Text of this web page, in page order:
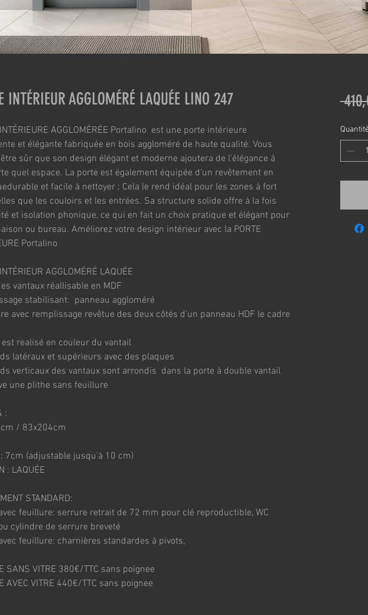
INTÉRIEUR AGGLOMÉRÉ LAQUÉE LINO 247
AGGLOMÉRÉE Portalino  est une porte intérieure
et élégante fabriquée en bois aggloméré de haute qualité. Vous
sûr que son design élégant et moderne ajoutera de l'élégance à
quel espace. La porte est également équipée d'un revêtement en
et facile à nettoyer ; Cela le rend idéal pour les zones à fort
que les couloirs et les entrées. Sa structure solide offre à la fois
et isolation phonique, ce qui en fait un choix pratique et élégant pour
ou bureau. Améliorez votre design intérieur avec la PORTE
Portalino
AGGLOMÉRÉ LAQUÉE
vantaux réallisable en MDF
stabilisant:  panneau aggloméré
avec remplissage revêtue des deux côtés d’un panneau HDF le cadre
est realisé en couleur du vantail
latéraux et supérieurs avec des plaques
verticaux des vantaux sont arrondis  dans la porte à double vantail
une plithe sans feuillure
:
/ 83x204cm
: 7cm (adjustable jusqu'à 10 cm)
: LAQUÉE
STANDARD:
feuillure: serrure retrait de 72 mm pour clé reproductible, WC
cylindre de serrure breveté
feuillure: charnières standardes à pivots,
SANS VITRE 380€/TTC sans poignee
AVEC VITRE 440€/TTC sans poignee